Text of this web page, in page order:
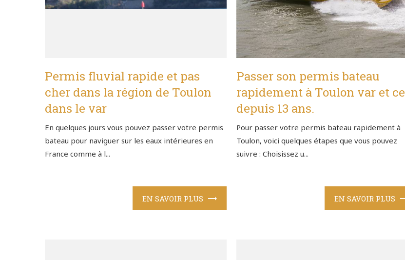
Permis fluvial rapide et pas
cher dans la région de Toulon
dans le var
En quelques jours vous pouvez passer votre permis
bateau pour naviguer sur les eaux intérieures en
France comme à l...
EN SAVOIR PLUS
Passer son permis bateau
rapidement à Toulon var et ce
depuis 13 ans.
Pour passer votre permis bateau rapidement à
Toulon, voici quelques étapes que vous pouvez
suivre : Choisissez u...
EN SAVOIR PLUS